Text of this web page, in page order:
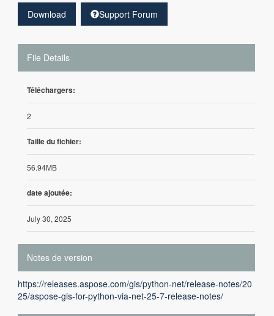
Download Support Forum
File Details
Téléchargers:
2
Taille du fichier:
56.94MB
date ajoutée:
July 30, 2025
Notes de version
https://releases.aspose.com/gis/python-net/release-notes/20
25/aspose-gis-for-python-via-net-25-7-release-notes/